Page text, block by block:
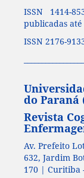
ISSN 1414-
publicadas até
ISSN 2176-
do Paraná
Revista
Av. Prefeito
632, Jardim
170 | Curitiba